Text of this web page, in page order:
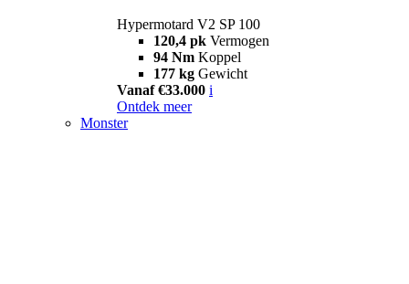
Hypermotard V2 SP 100
120,4 pk Vermogen
94 Nm Koppel
177 kg Gewicht
Vanaf €33.000 i
Ontdek meer
Monster